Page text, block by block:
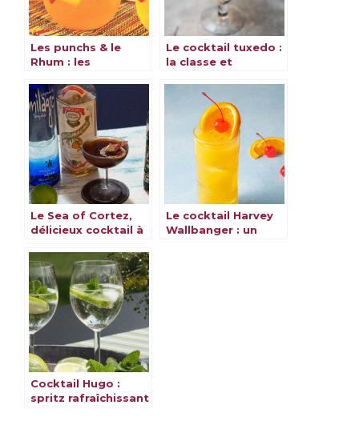
Les punchs & le
Rhum : les
Le cocktail tuxedo :
la classe et
Le Sea of Cortez,
délicieux cocktail à
Le cocktail Harvey
Wallbanger : un
Cocktail Hugo :
spritz rafraîchissant